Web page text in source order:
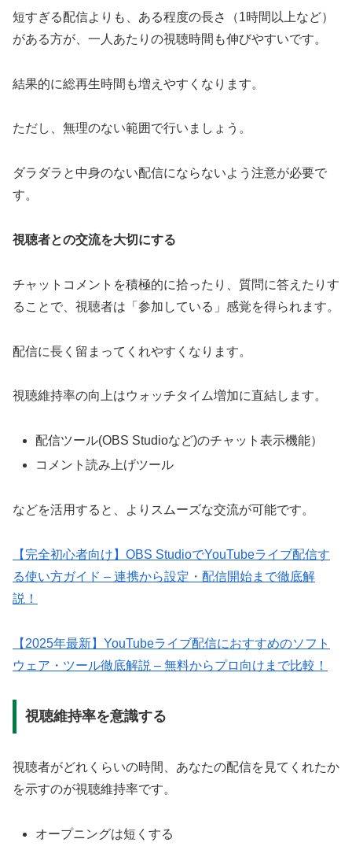
短すぎる配信よりも、ある程度の長さ（1時間以上など）
がある方が、一人あたりの視聴時間も伸びやすいです。
結果的に総再生時間も増えやすくなります。
ただし、無理のない範囲で行いましょう。
ダラダラと中身のない配信にならないよう注意が必要で
す。
視聴者との交流を大切にする
チャットコメントを積極的に拾ったり、質問に答えたりす
ることで、視聴者は「参加している」感覚を得られます。
配信に長く留まってくれやすくなります。
視聴維持率の向上はウォッチタイム増加に直結します。
配信ツール(OBS Studioなど)のチャット表示機能）
コメント読み上げツール
などを活用すると、よりスムーズな交流が可能です。
【完全初心者向け】OBS StudioでYouTubeライブ配信す
る使い方ガイド – 連携から設定・配信開始まで徹底解
説！
【2025年最新】YouTubeライブ配信におすすめのソフト
ウェア・ツール徹底解説 – 無料からプロ向けまで比較！
視聴維持率を意識する
視聴者がどれくらいの時間、あなたの配信を見てくれたか
を示すのが視聴維持率です。
オープニングは短くする